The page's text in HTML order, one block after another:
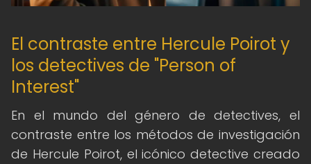
El contraste entre Hercule Poirot y
los detectives de "Person of
Interest"
En el mundo del género de detectives, el
contraste entre los métodos de investigación
de Hercule Poirot, el icónico detective creado